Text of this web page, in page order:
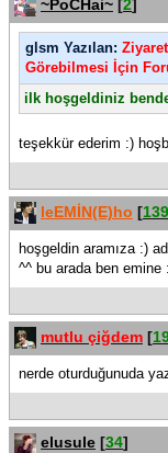
~PoCHai~ [2]
glsm Yazılan:
Görebilmesi İçin
ilk hoşgeldiniz
teşekkür ederim :)
leEMİN(E)ho [139
hoşgeldin aramıza :)
^^ bu arada ben emine
mutlu çiğdem [
nerde oturduğunuda
elusule [34]